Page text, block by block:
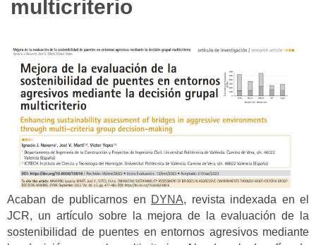
multicriterio
Acaban de publicarnos en DYNA, revista indexada en el
JCR, un artículo sobre la mejora de la evaluación de la
sostenibilidad de puentes en entornos agresivos mediante